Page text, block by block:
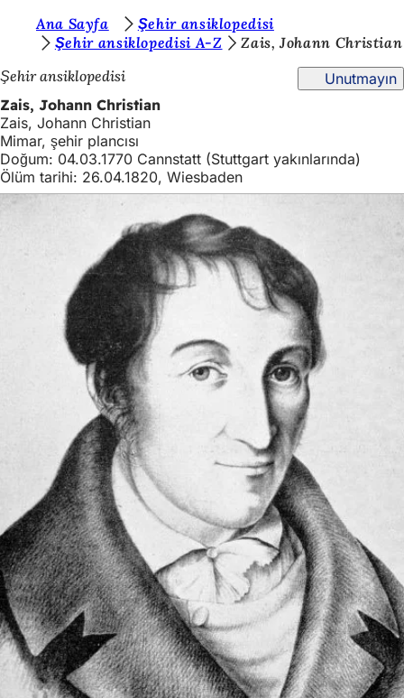
İçeriğe atla
r
a
d
a
s
Ana Sayfa
Şehir ansiklopedisi
Şehir ansiklopedisi A-Z
Zais, Johann Christian
Şehir ansiklopedisi
Unutmayın
Zais, Johann Christian
Zais, Johann Christian
Mimar, şehir plancısı
Doğum: 04.03.1770 Cannstatt (Stuttgart yakınlarında)
Ölüm tarihi: 26.04.1820, Wiesbaden